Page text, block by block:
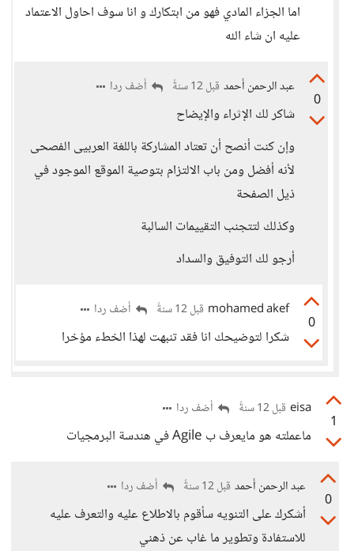
اما الجزاء المادي فهو من ابتكارك و انا سوف احاول الاعتماد
عليه ان شاء الله
0
عبد الرحمن أحمد قبل 12 سنةً أضف ردا
شاكر لك الإثراء والإيضاح
وإن كنت أنصح أن تعتاد المشاركة باللغة العربيى الفصحى
لأنه أفضل ومن باب الالتزام بتوصية الموقع الموجود في
ذيل الصفحة
وكذلك لتتجنب التقييمات السالبة
أرجو لك التوفيق والسداد
0
mohamed akef قبل 12 سنةً أضف ردا
شكرا لتوضيحك انا فقد تنبهت لهذا الخطء مؤخرا
1
eisa قبل 12 سنةً أضف ردا
ماعملته هو مايعرف ب Agile في هندسة البرمجيات
0
عبد الرحمن أحمد قبل 12 سنةً أضف ردا
أشكرك على التنويه سأقوم بالاطلاع عليه والتعرف عليه
للاستفادة وتطوير ما غاب عن ذهني